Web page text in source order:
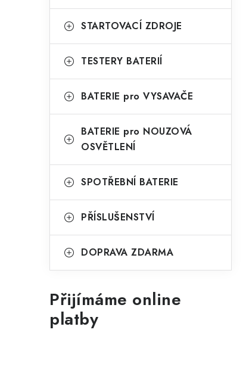
STARTOVACÍ ZDROJE
TESTERY BATERIÍ
BATERIE pro VYSAVAČE
BATERIE pro NOUZOVÁ
OSVĚTLENÍ
SPOTŘEBNÍ BATERIE
PŘÍSLUŠENSTVÍ
DOPRAVA ZDARMA
Přijímáme online
platby